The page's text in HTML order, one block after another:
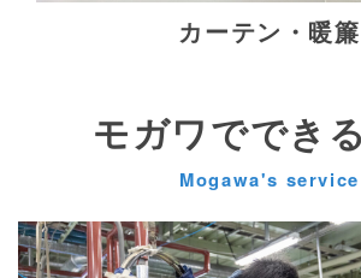
カーテン・暖簾
モガワででき
Mogawa's service